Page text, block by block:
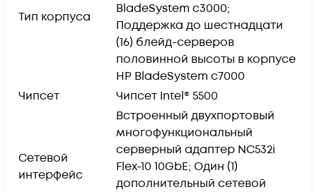
Тип корпуса
BladeSystem c3000;
Поддержка до шестнадцати
(16) блейд-серверов
половинной высоты в корпусе
HP BladeSystem c7000
Чипсет
Чипсет Intel® 5500
Сетевой
интерфейс
Встроенный двухпортовый
многофункциональный
серверный адаптер NC532i
Flex-10 10GbE; Один (1)
дополнительный сетевой